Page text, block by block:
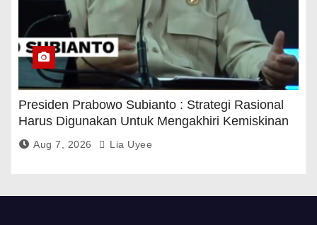
Presiden Prabowo Subianto : Strategi Rasional
Harus Digunakan Untuk Mengakhiri Kemiskinan
Aug 7, 2026 Lia Uyee